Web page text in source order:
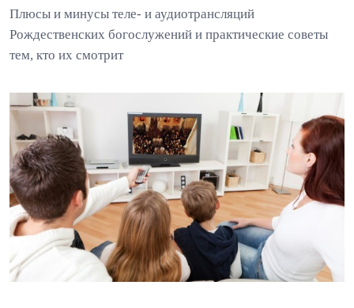
Плюсы и минусы теле- и аудиотрансляций
Рождественских богослужений и практические советы
тем, кто их смотрит